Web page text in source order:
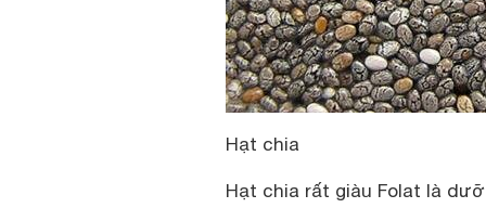
Hạt chia
Hạt chia rất giàu Folat là